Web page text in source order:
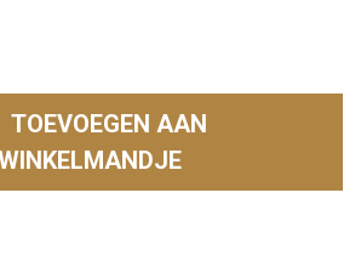
TOEVOEGEN AAN